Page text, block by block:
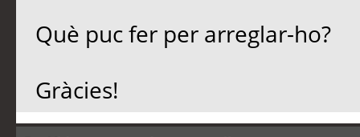
Què puc fer per arreglar-ho?
Gràcies!